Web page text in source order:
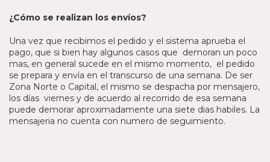
¿Cómo se realizan los envíos?
Una vez que recibimos el pedido y el sistema aprueba el
pago, que si bien hay algunos casos que demoran un poco
mas, en general sucede en el mismo momento, el pedido
se prepara y envía en el transcurso de una semana. De ser
Zona Norte o Capital, el mismo se despacha por mensajero,
los días viernes y de acuerdo al recorrido de esa semana
puede demorar aproximadamente una siete dias habiles. La
mensajeria no cuenta con numero de seguimiento.